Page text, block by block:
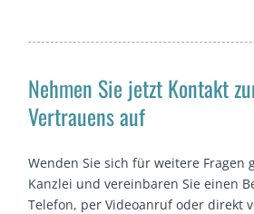
Nehmen Sie jetzt Kontakt
Vertrauens auf
Wenden Sie sich für weitere Fragen
Kanzlei und vereinbaren Sie einen
Telefon, per Videoanruf oder direkt